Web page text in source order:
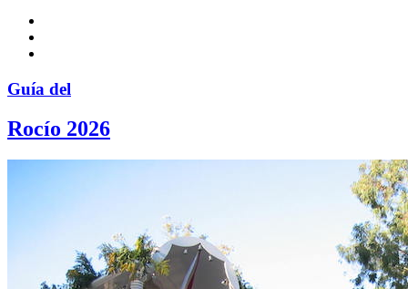
Guía del
Rocío 2026